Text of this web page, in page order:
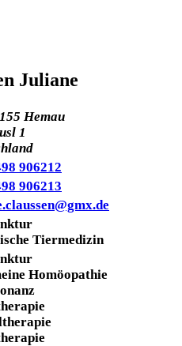
Juliane
Hemau
1
906212
906213
Tiermedizin
Homöopathie